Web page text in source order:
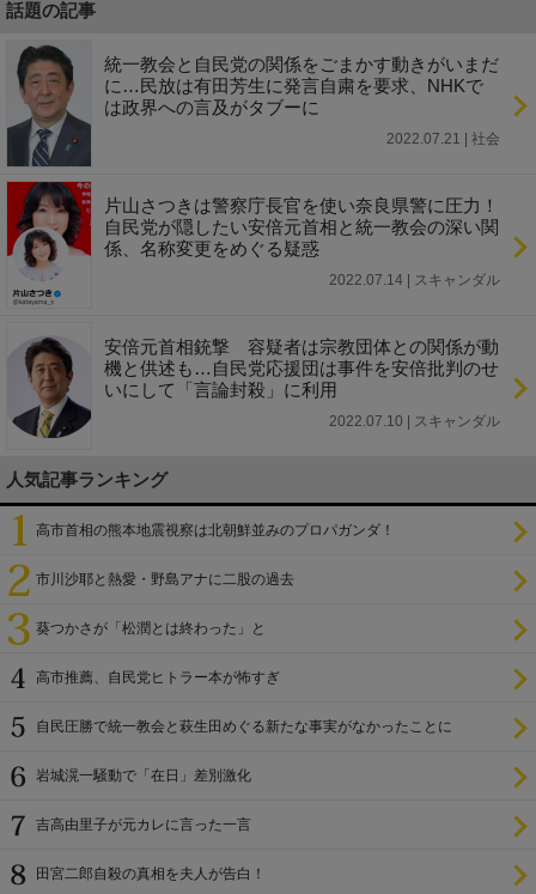
話題の記事
統一教会と自民党の関係をごまかす動きがいまだ
に…民放は有田芳生に発言自粛を要求、NHKで
は政界への言及がタブーに
2022.07.21 | 社会
片山さつきは警察庁長官を使い奈良県警に圧力！
自民党が隠したい安倍元首相と統一教会の深い関
係、名称変更をめぐる疑惑
2022.07.14 | スキャンダル
安倍元首相銃撃 容疑者は宗教団体との関係が動
機と供述も…自民党応援団は事件を安倍批判のせ
いにして「言論封殺」に利用
2022.07.10 | スキャンダル
人気記事ランキング
高市首相の熊本地震視察は北朝鮮並みのプロパガンダ！
市川沙耶と熱愛・野島アナに二股の過去
葵つかさが「松潤とは終わった」と
高市推薦、自民党ヒトラー本が怖すぎ
自民圧勝で統一教会と萩生田めぐる新たな事実がなかったことに
岩城滉一騒動で「在日」差別激化
吉高由里子が元カレに言った一言
田宮二郎自殺の真相を夫人が告白！